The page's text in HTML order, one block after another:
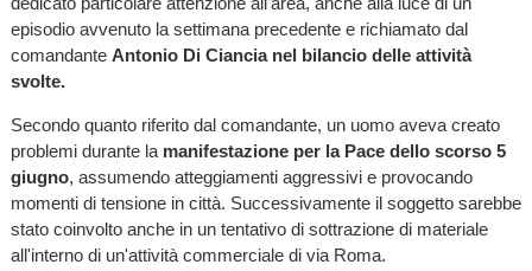
episodio avvenuto la settimana precedente e richiamato dal
comandante Antonio Di Ciancia nel bilancio delle attività
svolte.
Secondo quanto riferito dal comandante, un uomo aveva creato
problemi durante la manifestazione per la Pace dello scorso 5
giugno, assumendo atteggiamenti aggressivi e provocando
momenti di tensione in città. Successivamente il soggetto sarebbe
stato coinvolto anche in un tentativo di sottrazione di materiale
all'interno di un'attività commerciale di via Roma.